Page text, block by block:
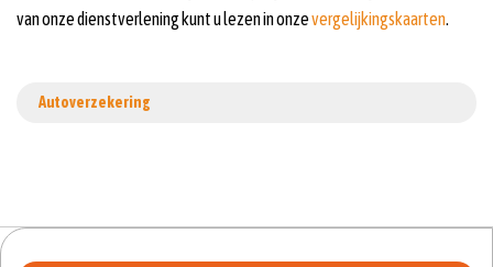
van onze dienstverlening kunt u lezen in onzevergelijkingskaarten.
Autoverzekering